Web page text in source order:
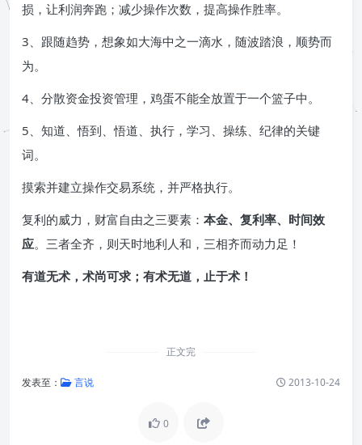
损，让利润奔跑；减少操作次数，提高操作胜率。
3、跟随趋势，想象如大海中之一滴水，随波踏浪，顺势而
为。
4、分散资金投资管理，鸡蛋不能全放置于一个篮子中。
5、知道、悟到、悟道、执行，学习、操练、纪律的关键
词。
摸索并建立操作交易系统，并严格执行。
复利的威力，财富自由之三要素： 本金、复利率、时间效
应。三者全齐，则天时地利人和，三相齐而动力足！
有道无术，术尚可求；有术无道，止于术！
正文完
发表至： 言说 2013-10-24
0